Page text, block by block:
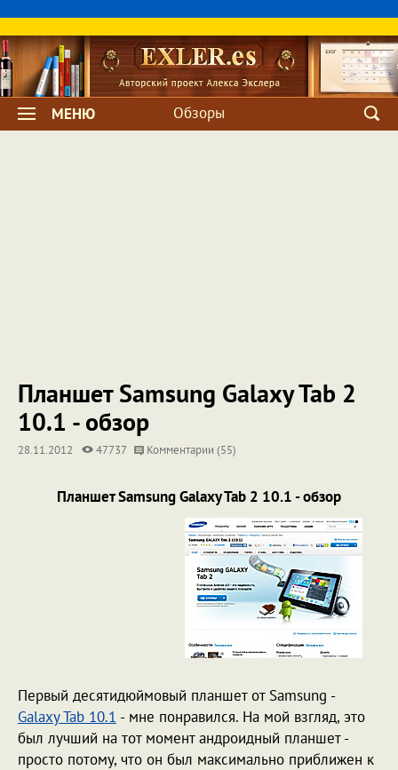
МЕНЮ Обзоры
Планшет Samsung Galaxy Tab 2
10.1 - обзор
28.11.2012 47737 Комментарии (55)
Планшет Samsung Galaxy Tab 2 10.1 - обзор
Первый десятидюймовый планшет от Samsung -
Galaxy Tab 10.1 - мне понравился. На мой взгляд, это
был лучший на тот момент андроидный планшет -
просто потому, что он был максимально приближен к